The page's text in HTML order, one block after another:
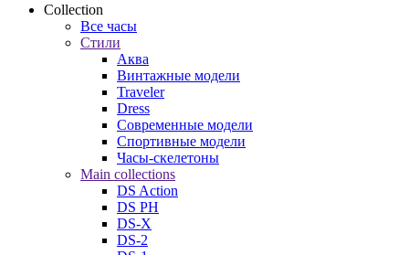
Collection
Все часы
Стили
Аква
Винтажные модели
Traveler
Dress
Современные модели
Спортивные модели
Часы-скелетоны
Main collections
DS Action
DS PH
DS-X
DS-2